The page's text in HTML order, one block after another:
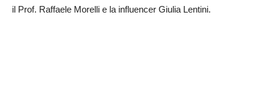
il Prof. Raffaele Morelli e la influencer Giulia Lentini.